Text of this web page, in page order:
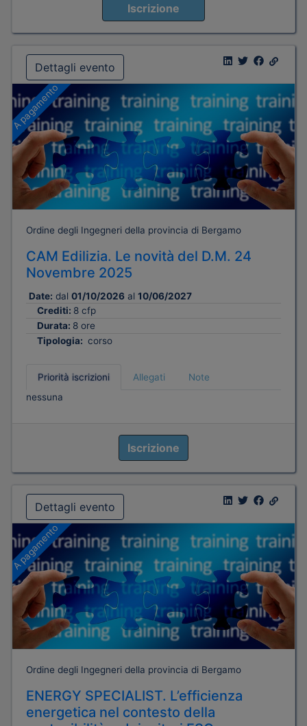
Iscrizione
Dettagli evento
A pagamento
Ordine degli Ingegneri della provincia di Bergamo
CAM Edilizia. Le novità del D.M. 24
Novembre 2025
Date: dal 01/10/2026 al 10/06/2027
Crediti: 8 cfp
Durata: 8 ore
Tipologia: corso
Priorità iscrizioni Allegati
Note
nessuna
Iscrizione
Dettagli evento
A pagamento
Ordine degli Ingegneri della provincia di Bergamo
ENERGY SPECIALIST. L’efficienza
energetica nel contesto della